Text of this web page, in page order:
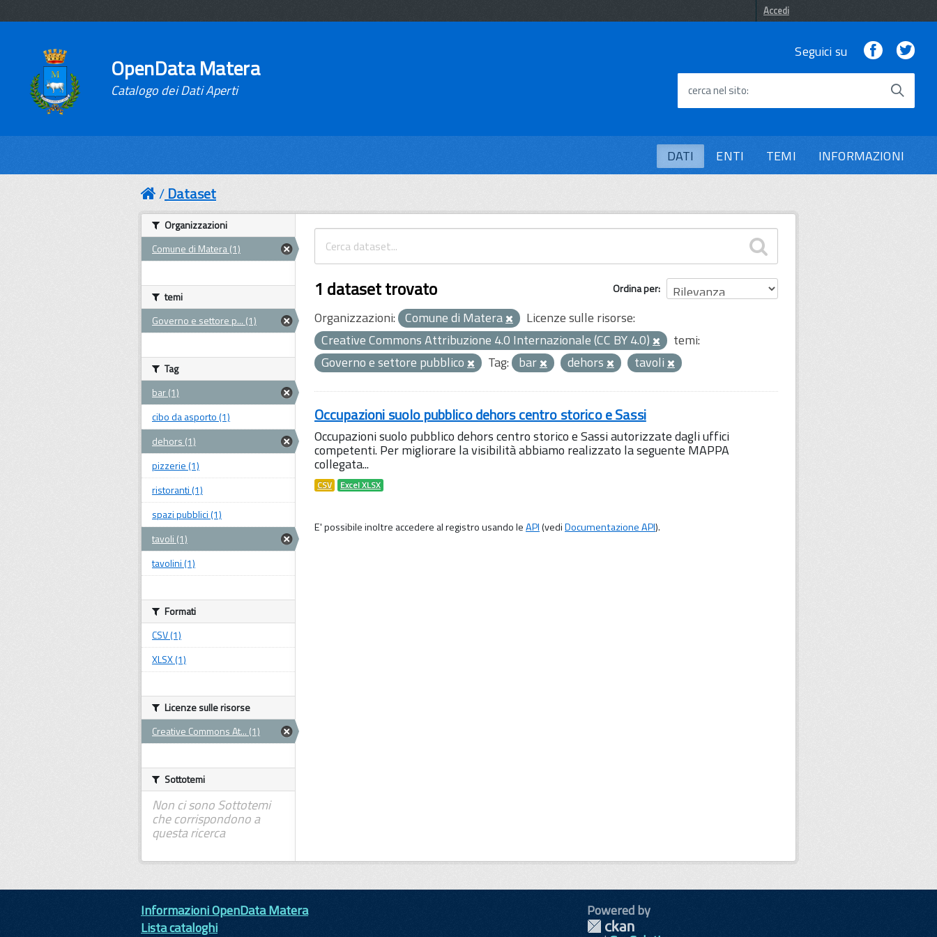
Accedi
OpenData Matera
Catalogo dei Dati Aperti
Seguici su Facebook
cerca nel sito
DATI ENTI TEMI INFORMAZIONI
Dataset
Ordina per
1 dataset trovato
Organizzazioni: Comune di Matera
Licenze sulle risorse:
Creative Commons Attribuzione 4.0 Internazionale (CC BY 4.0)
temi:
Governo e settore pubblico
Tag: bar dehors tavoli
Occupazioni suolo pubblico dehors centro storico e Sassi
Occupazioni suolo pubblico dehors centro storico e Sassi autorizzate dagli uffici
competenti. Per migliorare la visibilità abbiamo realizzato la seguente MAPPA
collegata...
CSV Excel XLSX
E' possibile inoltre accedere al registro usando leAPI(vediDocumentazione API).
Organizzazioni
Comune di Matera (1)
temi
Governo e settore p... (1)
Tag
bar (1)
cibo da asporto (1)
dehors (1)
pizzerie (1)
ristoranti (1)
spazi pubblici (1)
tavoli (1)
tavolini (1)
Formati
CSV (1)
XLSX (1)
Licenze sulle risorse
Creative Commons At... (1)
Sottotemi
Non ci sono Sottotemi
che corrispondono a
questa ricerca
Informazioni OpenData Matera
Lista cataloghi
Powered by